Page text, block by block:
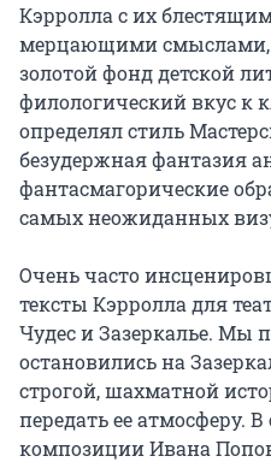
Кэрролла с их
мерцающими смыслами,
золотой фонд детской
филологический вкус к
определял стиль
безудержная фантазия
фантасмагорические
самых неожиданных
Очень часто
тексты Кэрролла для
Чудес и Зазеркалье. Мы
остановились на
строгой, шахматной
передать ее атмосферу.
композиции Ивана